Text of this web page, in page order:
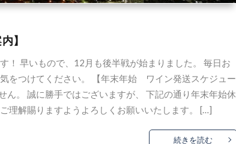
】
！ 早いもので、12月も後半戦が始まりました。 毎日お
をつけてください。 【年末年始 ワイン発送スケジュー
。 誠に勝手ではございますが、 下記の通り年末年始休
理解賜りますようよろしくお願いいたします。 […]
続きを読む